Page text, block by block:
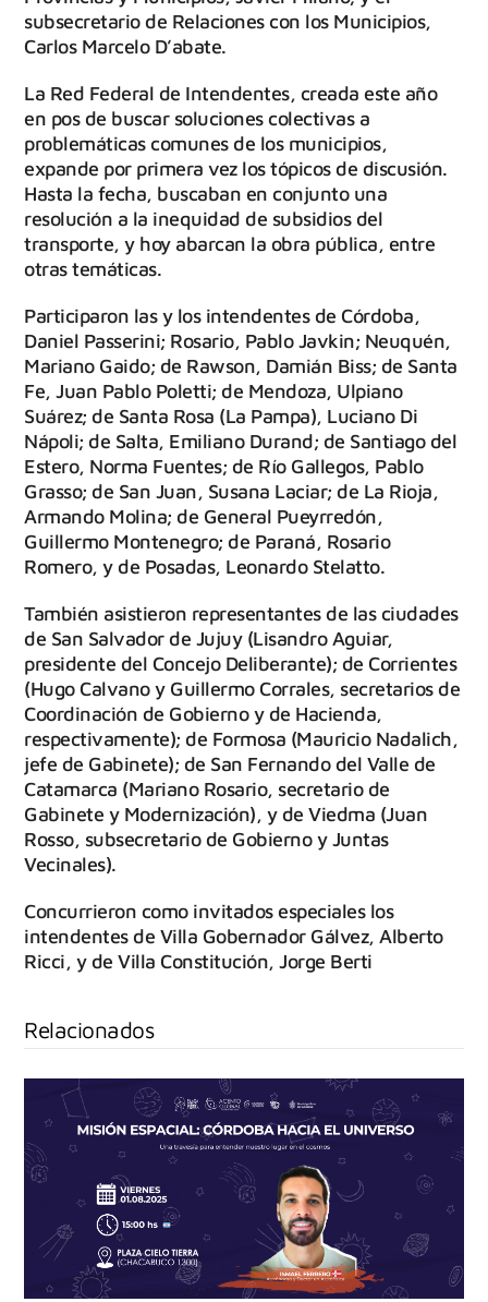
subsecretario de Relaciones con los Municipios,
Carlos Marcelo D’abate.
La Red Federal de Intendentes, creada este año
en pos de buscar soluciones colectivas a
problemáticas comunes de los municipios,
expande por primera vez los tópicos de discusión.
Hasta la fecha, buscaban en conjunto una
resolución a la inequidad de subsidios del
transporte, y hoy abarcan la obra pública, entre
otras temáticas.
Participaron las y los intendentes de Córdoba,
Daniel Passerini; Rosario, Pablo Javkin; Neuquén,
Mariano Gaido; de Rawson, Damián Biss; de Santa
Fe, Juan Pablo Poletti; de Mendoza, Ulpiano
Suárez; de Santa Rosa (La Pampa), Luciano Di
Nápoli; de Salta, Emiliano Durand; de Santiago del
Estero, Norma Fuentes; de Río Gallegos, Pablo
Grasso; de San Juan, Susana Laciar; de La Rioja,
Armando Molina; de General Pueyrredón,
Guillermo Montenegro; de Paraná, Rosario
Romero, y de Posadas, Leonardo Stelatto.
También asistieron representantes de las ciudades
de San Salvador de Jujuy (Lisandro Aguiar,
presidente del Concejo Deliberante); de Corrientes
(Hugo Calvano y Guillermo Corrales, secretarios de
Coordinación de Gobierno y de Hacienda,
respectivamente); de Formosa (Mauricio Nadalich,
jefe de Gabinete); de San Fernando del Valle de
Catamarca (Mariano Rosario, secretario de
Gabinete y Modernización), y de Viedma (Juan
Rosso, subsecretario de Gobierno y Juntas
Vecinales).
Concurrieron como invitados especiales los
intendentes de Villa Gobernador Gálvez, Alberto
Ricci, y de Villa Constitución, Jorge Berti
Relacionados